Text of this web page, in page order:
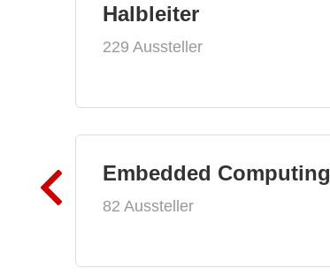
Halbleiter
229 Aussteller
Embedded Computing
82 Aussteller